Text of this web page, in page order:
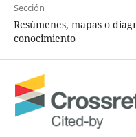
Sección
Resúmenes, mapas o
conocimiento